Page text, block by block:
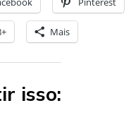
Mais
isso: